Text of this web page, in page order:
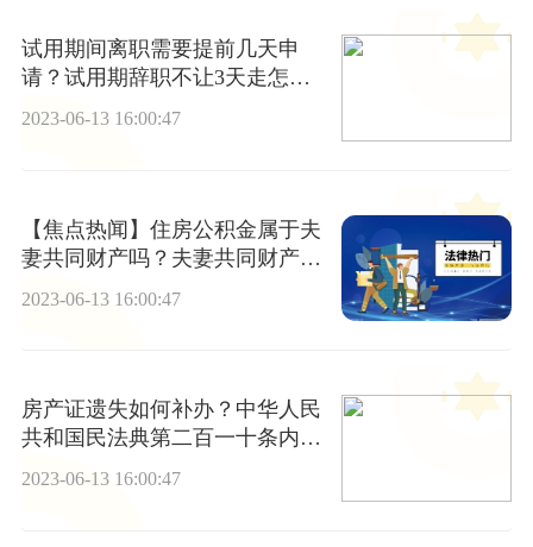
试用期间离职需要提前几天申
请？试用期辞职不让3天走怎么
办？ 微资讯
2023-06-13 16:00:47
【焦点热闻】住房公积金属于夫
妻共同财产吗？夫妻共同财产有
2023-06-13 16:00:47
房产证遗失如何补办？中华人民
共和国民法典第二百一十条内容
是什么？ 关注
2023-06-13 16:00:47